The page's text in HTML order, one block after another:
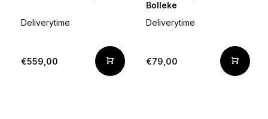
Deliverytime
€559,00
Bolleke
Deliverytime
€79,00